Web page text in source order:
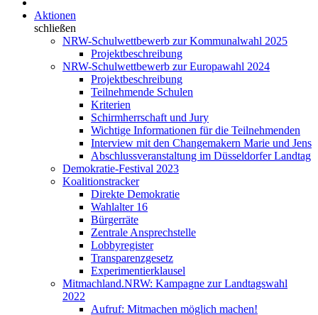
Aktionen
schließen
NRW-Schulwettbewerb zur Kommunalwahl 2025
Projektbeschreibung
NRW-Schulwettbewerb zur Europawahl 2024
Projektbeschreibung
Teilnehmende Schulen
Kriterien
Schirmherrschaft und Jury
Wichtige Informationen für die Teilnehmenden
Interview mit den Changemakern Marie und Jens
Abschlussveranstaltung im Düsseldorfer Landtag
Demokratie-Festival 2023
Koalitionstracker
Direkte Demokratie
Wahlalter 16
Bürgerräte
Zentrale Ansprechstelle
Lobbyregister
Transparenzgesetz
Experimentierklausel
Mitmachland.NRW: Kampagne zur Landtagswahl
2022
Aufruf: Mitmachen möglich machen!